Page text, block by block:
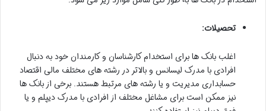
تحصیلات:
اغلب بانک ها برای استخدام کارشناسان و کارمندان خود به دنبال
افرادی با مدرک لیسانس و بالاتر در رشته های مختلف مالی اقتصاد
حسابداری مدیریت و یا رشته های مرتبط هستند. برخی از بانک ها
نیز ممکن است برای مشاغل مختلف از افرادی با مدرک دیپلم و یا